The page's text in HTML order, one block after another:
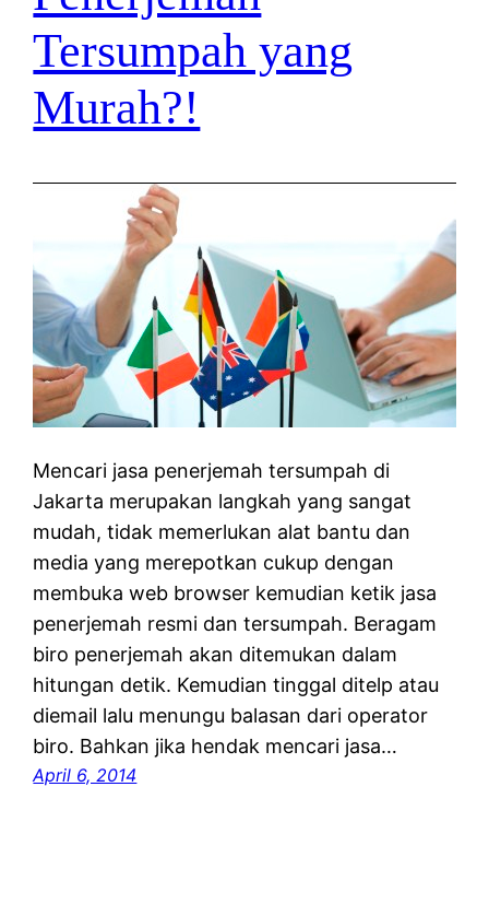
Tersumpah yang
Murah?!
Mencari jasa penerjemah tersumpah di
Jakarta merupakan langkah yang sangat
mudah, tidak memerlukan alat bantu dan
media yang merepotkan cukup dengan
membuka web browser kemudian ketik jasa
penerjemah resmi dan tersumpah. Beragam
biro penerjemah akan ditemukan dalam
hitungan detik. Kemudian tinggal ditelp atau
diemail lalu menungu balasan dari operator
biro. Bahkan jika hendak mencari jasa…
April 6, 2014